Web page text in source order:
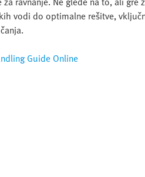
vodi do optimalne rešitve,
Guide Online